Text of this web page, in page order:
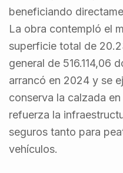
beneficiando
La obra contempló el
superficie total de
general de 516.114,06
arrancó en 2024 y se
conserva la calzada
refuerza la
seguros tanto para
vehículos.